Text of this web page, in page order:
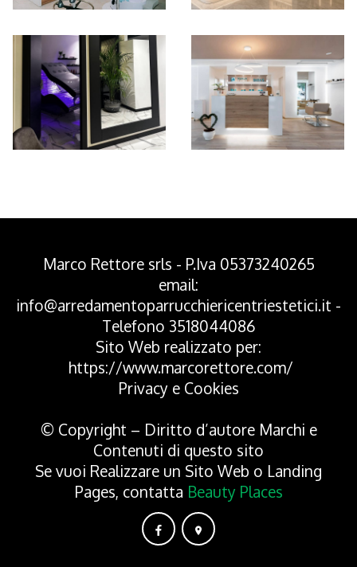
Marco Rettore srls - P.Iva 05373240265
email:
info@arredamentoparrucchiericentriestetici.it -
Telefono 3518044086
Sito Web realizzato per:
https://www.marcorettore.com/
Privacy e Cookies
© Copyright – Diritto d’autore Marchi e
Contenuti di questo sito
Se vuoi Realizzare un Sito Web o Landing
Pages, contatta Beauty Places